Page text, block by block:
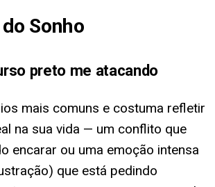
Sonho
preto me atacando
mais comuns e costuma refletir
na sua vida — um conflito que
encarar ou uma emoção intensa
que está pedindo